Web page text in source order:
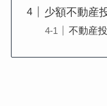
少額不動産
不動産